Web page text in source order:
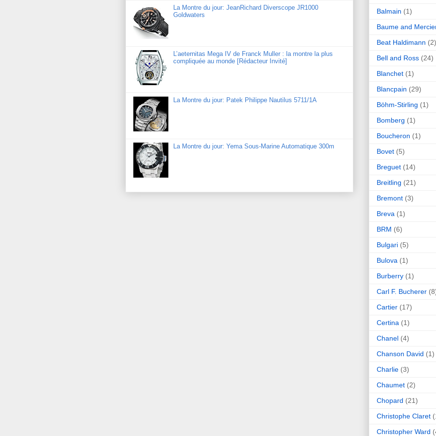
La Montre du jour: JeanRichard Diverscope JR1000
Goldwaters
L’aeternitas Mega IV de Franck Muller : la montre la plus
compliquée au monde [Rédacteur Invité]
La Montre du jour: Patek Philippe Nautilus 5711/1A
La Montre du jour: Yema Sous-Marine Automatique 300m
Balmain (1)
Baume and
Beat Haldimann (2)
Bell and Ross (24)
Blanchet (1)
Blancpain (29)
Böhm-Stirling (1)
Bomberg (1)
Boucheron (1)
Bovet (5)
Breguet (14)
Breitling (21)
Bremont (3)
Breva (1)
BRM (6)
Bulgari (5)
Bulova (1)
Burberry (1)
Carl F. Bucherer
Cartier (17)
Certina (1)
Chanel (4)
Chanson David (1)
Charlie (3)
Chaumet (2)
Chopard (21)
Christophe Claret
Christopher Ward